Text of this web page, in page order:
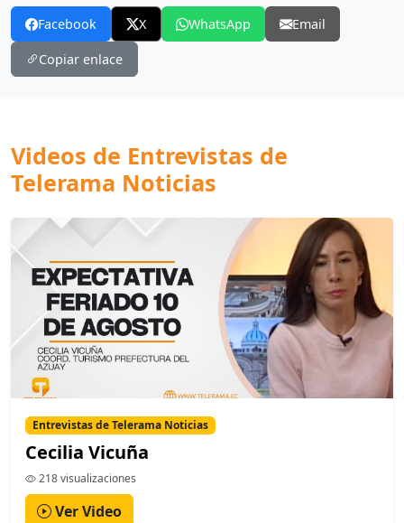
Facebook X WhatsApp Email
Copiar enlace
Videos de Entrevistas de
Telerama Noticias
Entrevistas de Telerama Noticias
Cecilia Vicuña
218 visualizaciones
Ver Video